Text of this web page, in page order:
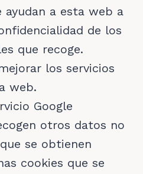
ayudan a esta web a
de los
que recoge.
los servicios
web.
Google
otros datos no
se obtienen
cookies que se